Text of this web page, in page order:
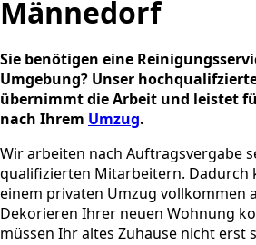
Männedorf
Sie benötigen eine
Umgebung? Unser
übernimmt die Arbeit und leistet
nach Ihrem Umzug.
Wir arbeiten nach Auftragsvergabe
qualifizierten Mitarbeitern. Dadurch
einem privaten Umzug vollkommen
Dekorieren Ihrer neuen Wohnung
müssen Ihr altes Zuhause nicht erst